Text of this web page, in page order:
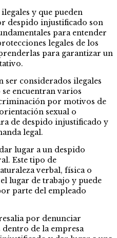
y que pueden
despido injustificado son
para entender
legales de los
para garantizar un
ser considerados ilegales
encuentran varios
por motivos de
sexual o
de despido injustificado y
legal.
lugar a un despido
Este tipo de
verbal, física o
lugar de trabajo y puede
parte del empleado
por denunciar
dentro de la empresa